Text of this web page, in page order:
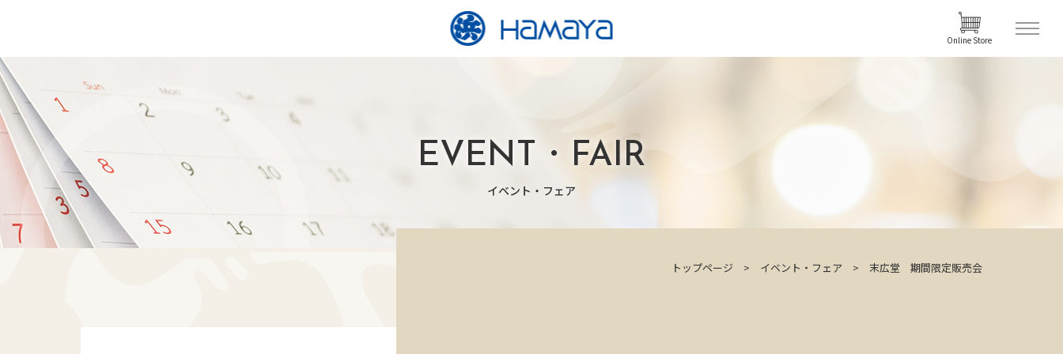
Online Store
EVENT・FAIR
イベント・フェア
トップページ イベント・フェア 末広堂 期間限定販売会